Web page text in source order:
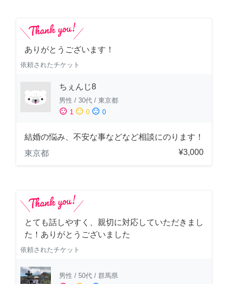
ありがとうございます！
依頼されたチケット
ちぇんじ8
男性 / 30代 / 東京都
sentiment_satisfied 1 sentiment_neutral 0 sentiment_dissatisfied 0
結婚の悩み、不安な事などなど相談にのります！
東京都
¥3,000
とても話しやすく、親切に対応していただきまし
た！ありがとうございました
依頼されたチケット
男性 / 50代 / 群馬県